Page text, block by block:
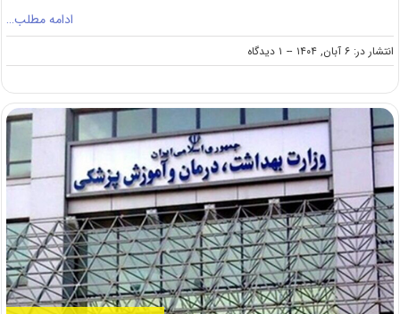
ادامه مطلب…
انتشار در: ۶ آبان, ۱۴۰۴ -- ۱ دیدگاه
on
تمدید
ظرفیت
ارشد
وزارت
بهداشت
۱۴۰۴